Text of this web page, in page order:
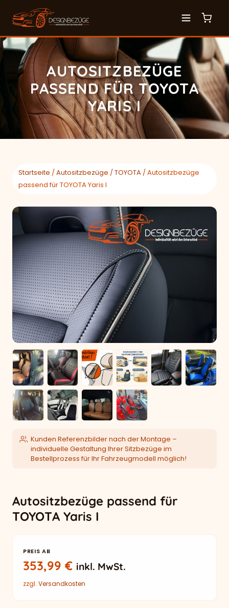
AUTOSITZBEZÜGE
PASSEND FÜR TOYOTA
YARIS I
Startseite /Autositzbezüge /TOYOTA / Autositzbezüge
passend für TOYOTA Yaris I
Kunden Referenzbilder nach der Montage –
individuelle Gestaltung Ihrer Sitzbezüge im
Bestellprozess für Ihr Fahrzeugmodell möglich!
Autositzbezüge passend für
TOYOTA Yaris I
PREIS AB
353,99€ inkl. MwSt.
zzgl. Versandkosten